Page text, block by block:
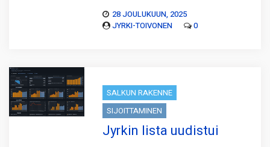
28 JOULUKUUN, 2025
JYRKI-TOIVONEN
0
SALKUN RAKENNE
SIJOITTAMINEN
Jyrkin lista uudistui